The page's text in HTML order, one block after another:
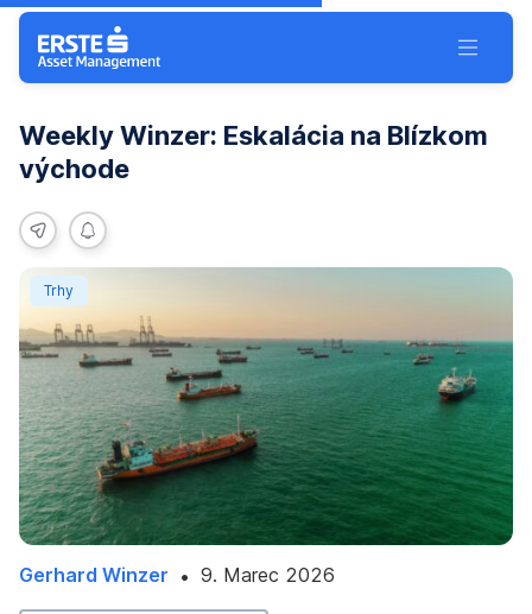
Preskočiť navigáciu
Toggle
Weekly Winzer: Eskalácia na Blízkom
východe
shareNotification
Trhy
Gerhard Winzer • 9. Marec 2026